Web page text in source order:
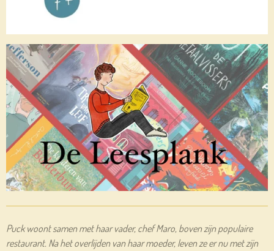
Puck woont samen met haar vader, chef Maro, boven zijn populaire
restaurant. Na het overlijden van haar moeder, leven ze er nu met zijn